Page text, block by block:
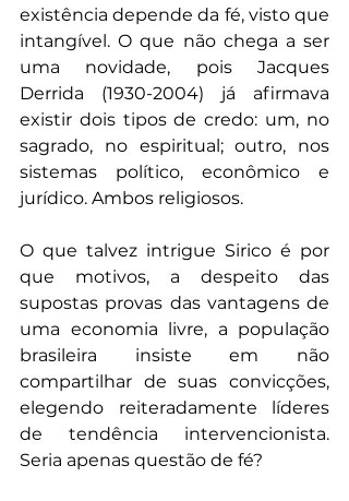
existência depende da fé, visto que
intangível. O que não chega a ser
uma novidade, pois Jacques
Derrida (1930-2004) já afirmava
existir dois tipos de credo: um, no
sagrado, no espiritual; outro, nos
sistemas político, econômico e
jurídico. Ambos religiosos.
O que talvez intrigue Sirico é por
que motivos, a despeito das
supostas provas das vantagens de
uma economia livre, a população
brasileira insiste em não
compartilhar de suas convicções,
elegendo reiteradamente líderes
de tendência intervencionista.
Seria apenas questão de fé?